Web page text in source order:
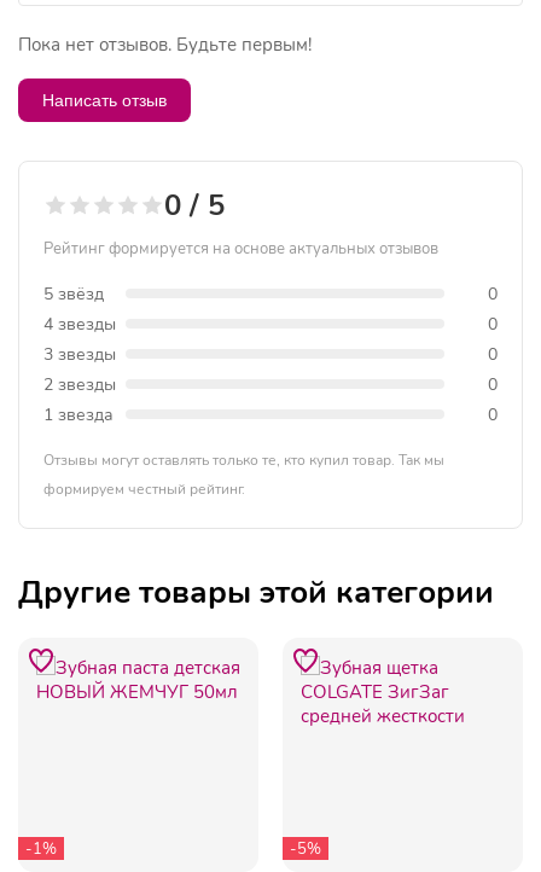
Пока нет отзывов. Будьте первым!
Написать отзыв
0 / 5
Рейтинг формируется на основе актуальных отзывов
5 звёзд
0
4 звезды
0
3 звезды
0
2 звезды
0
1 звезда
0
Отзывы могут оставлять только те, кто купил товар. Так мы
формируем честный рейтинг.
Другие товары этой категории
-1% -5%